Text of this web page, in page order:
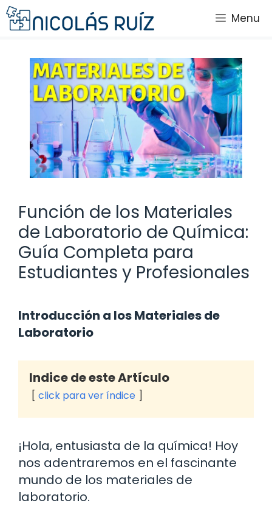
Saltar
al
Menu
Función de los Materiales
de Laboratorio de Química:
Guía Completa para
Estudiantes y Profesionales
Introducción a los Materiales de
Laboratorio
Indice de este Artículo
click para ver índice
¡Hola, entusiasta de la química! Hoy
nos adentraremos en el fascinante
mundo de los materiales de
laboratorio.